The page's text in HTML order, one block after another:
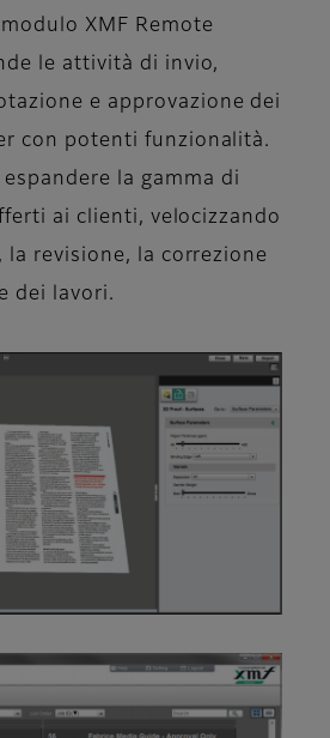
XMF Remote
le attività di invio,
e approvazione dei
con potenti funzionalità.
la gamma di
ai clienti, velocizzando
revisione, la correzione
dei lavori.